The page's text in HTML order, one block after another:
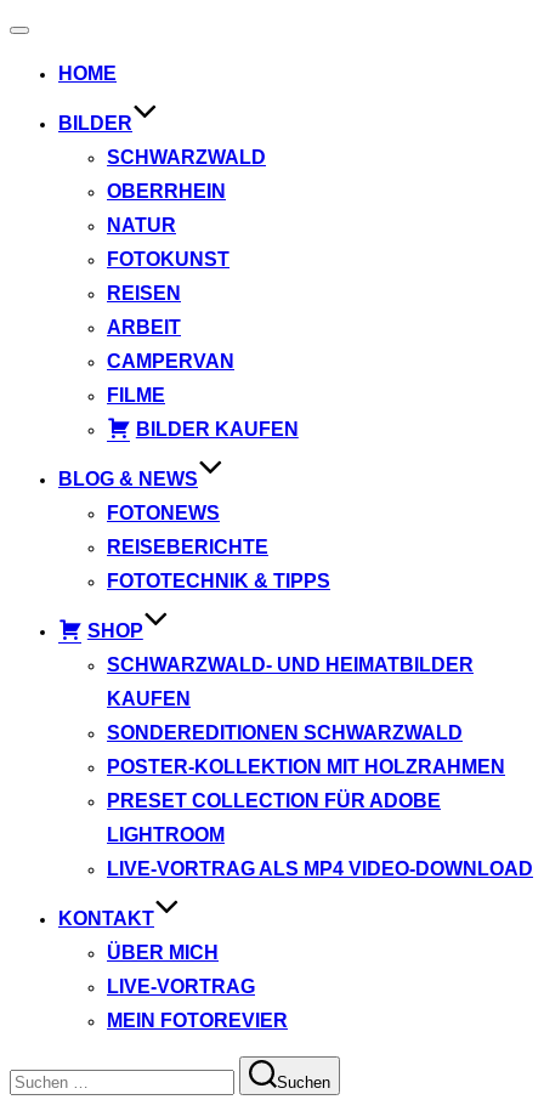
Navigation
HOME
BILDER
SCHWARZWALD
OBERRHEIN
NATUR
FOTOKUNST
REISEN
ARBEIT
CAMPERVAN
FILME
BILDER KAUFEN
BLOG & NEWS
FOTONEWS
REISEBERICHTE
FOTOTECHNIK & TIPPS
SHOP
SCHWARZWALD- UND HEIMATBILDER
KAUFEN
SONDEREDITIONEN SCHWARZWALD
POSTER-KOLLEKTION MIT HOLZRAHMEN
PRESET COLLECTION FÜR ADOBE
LIGHTROOM
LIVE-VORTRAG ALS MP4 VIDEO-DOWNLOAD
KONTAKT
ÜBER MICH
LIVE-VORTRAG
MEIN FOTOREVIER
Suchen
nach:
Suchen